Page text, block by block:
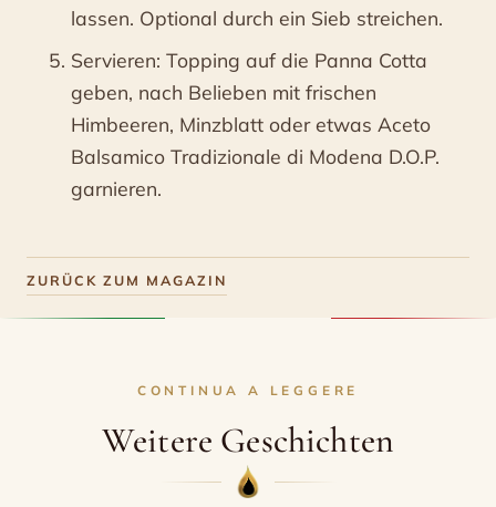
lassen. Optional durch ein Sieb streichen.
Servieren: Topping auf die Panna Cotta
geben, nach Belieben mit frischen
Himbeeren, Minzblatt oder etwas Aceto
Balsamico Tradizionale di Modena D.O.P.
garnieren.
ZURÜCK ZUM MAGAZIN
CONTINUA A LEGGERE
Weitere Geschichten